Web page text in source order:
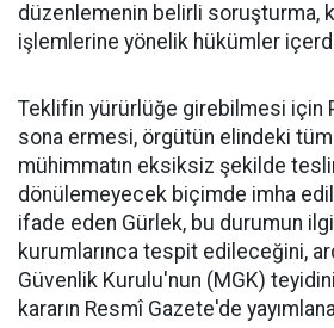
düzenlemenin belirli soruşturma,
işlemlerine yönelik hükümler
Teklifin yürürlüğe girebilmesi için
sona ermesi, örgütün elindeki
mühimmatın eksiksiz şekilde
dönülemeyecek biçimde imha
ifade eden Gürlek, bu durumun
kurumlarınca tespit edileceğini,
Güvenlik Kurulu'nun (MGK)
kararın Resmî Gazete'de